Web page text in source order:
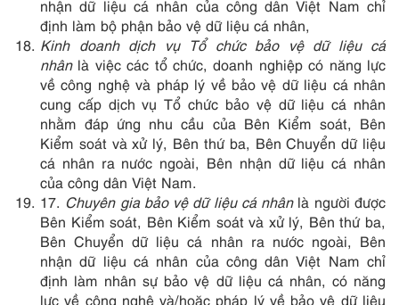
nhận dữ liệu cá nhân của công dân Việt Nam chỉ
định làm bộ phận bảo vệ dữ liệu cá nhân,
Kinh doanh dịch vụ Tổ chức bảo vệ dữ liệu cá
nhânlà việc các tổ chức, doanh nghiệp có năng lực
về công nghệ và pháp lý về bảo vệ dữ liệu cá nhân
cung cấp dịch vụ Tổ chức bảo vệ dữ liệu cá nhân
nhằm đáp ứng nhu cầu của Bên Kiểm soát, Bên
Kiểm soát và xử lý, Bên thứ ba, Bên Chuyển dữ liệu
cá nhân ra nước ngoài, Bên nhận dữ liệu cá nhân
của công dân Việt Nam.
17. Chuyên gia bảo vệ dữ liệu cá nhânlà người được
Bên Kiểm soát, Bên Kiểm soát và xử lý, Bên thứ ba,
Bên Chuyển dữ liệu cá nhân ra nước ngoài, Bên
nhận dữ liệu cá nhân của công dân Việt Nam chỉ
định làm nhân sự bảo vệ dữ liệu cá nhân, có năng
lực về công nghệ và/hoặc pháp lý về bảo vệ dữ liệu